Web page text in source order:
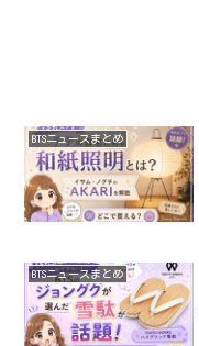
BTSニュースまとめ
BTSニュースまとめ